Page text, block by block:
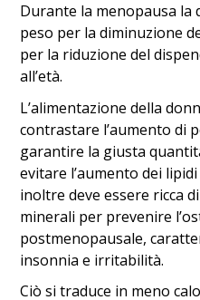
Durante la menopausa la
peso per la diminuzione
per la riduzione del
all’età.
L’alimentazione della
contrastare l’aumento di
garantire la giusta
evitare l’aumento dei
inoltre deve essere ricca
minerali per prevenire
postmenopausale,
insonnia e irritabilità.
Ciò si traduce in meno